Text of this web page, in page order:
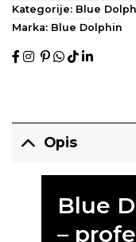
Kategorije: Blue
Marka: Blue Dolphin
Opis
Blue
–